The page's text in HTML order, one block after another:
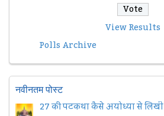
View Results
Polls Archive
नवीनतम पोस्ट
27 की पटकथा कैसे अयोध्या से लिखी